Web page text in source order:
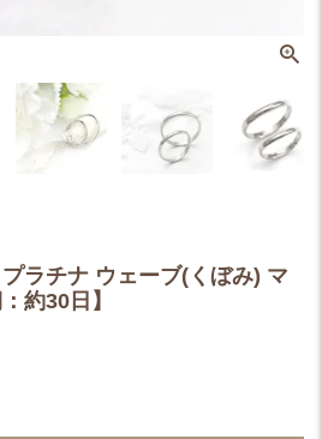
ラチナ ウェーブ(くぼみ) マ
約30日】